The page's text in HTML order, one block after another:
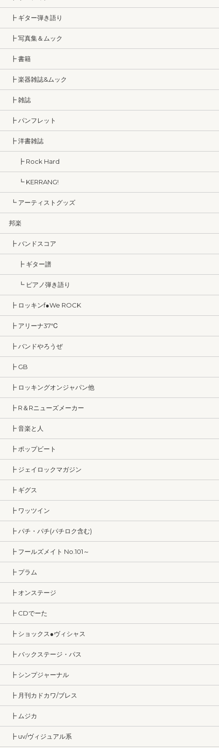
┣ ギター弾き語り
┣ 写真集＆ムック
┣ 書籍
┣ 楽器雑誌&ムック
┣ 雑誌
┣ パンフレット
┣ 洋書雑誌
┣ Rock Hard
┗ KERRANG!
┗ アーティストグッズ
邦楽
┣ バンドスコア
┣ ギター譜
┗ ピアノ弾き語り
┣ ロッキンf●We ROCK
┣ アリーナ37℃
┣ バンドやろうぜ
┣ GB
┣ ロッキングオンジャパン他
┣ R＆Rニューズメーカー
┣ 音楽と人
┣ ポップビート
┣ ジェイロックマガジン
┣ ギグス
┣ ワッツイン
┣ パチ・パチ(パチロク含む)
┣ フールズメイト No.101～
┣ プラム
┣ オンステージ
┣ CDでーた
┣ ショックス●ヴィシャス
┣ バックステージ・パス
┣ シンプジャーナル
┣ 月刊カドカワ/ブレス
┣ ムジカ
┣ uv/ヴィジュアル系